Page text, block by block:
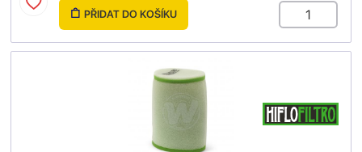
PŘIDAT DO KOŠÍKU